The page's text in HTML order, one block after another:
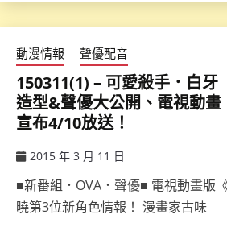
動漫情報 聲優配音
150311(1) – 可愛殺手．白牙
造型&聲優大公開、電視動畫
宣布4/10放送！
2015 年 3 月 11 日
■新番組．OVA．聲優■ 電視動畫版
曉第3位新角色情報！ 漫畫家古味